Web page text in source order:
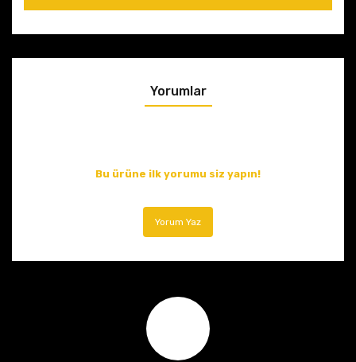
Yorumlar
Bu ürüne ilk yorumu siz yapın!
Yorum Yaz